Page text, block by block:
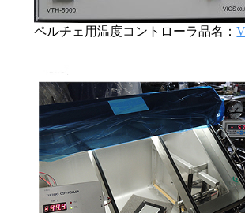
ペルチェ用温度コントローラ品名：